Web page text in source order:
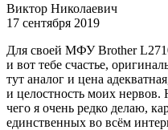
Виктор Николаевич
17 сентября 2019
Для своей МФУ Brother
и вот тебе счастье,
тут аналог и цена
и целостность моих
чего я очень редко делаю,
единственных во всём